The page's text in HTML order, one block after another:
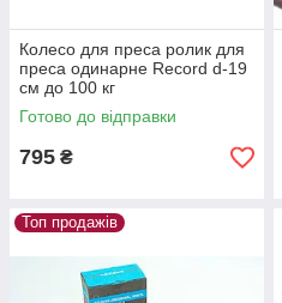
Колесо для преса ролик для
преса одинарне Record d-19
см до 100 кг
Готово до відправки
795 ₴
Топ продажів